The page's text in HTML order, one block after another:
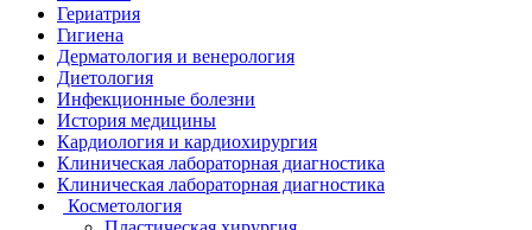
Гериатрия
Гигиена
Дерматология и венерология
Диетология
Инфекционные болезни
История медицины
Кардиология и кардиохирургия
Клиническая лабораторная диагностика
Клиническая лабораторная диагностика
Косметология